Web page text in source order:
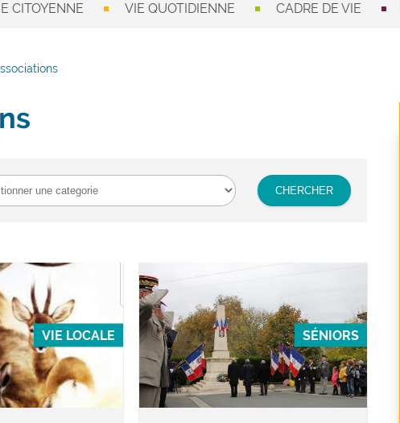
CITOYENNE VIE QUOTIDIENNE CADRE DE VIE
VIE LOCALE SÉNIORS